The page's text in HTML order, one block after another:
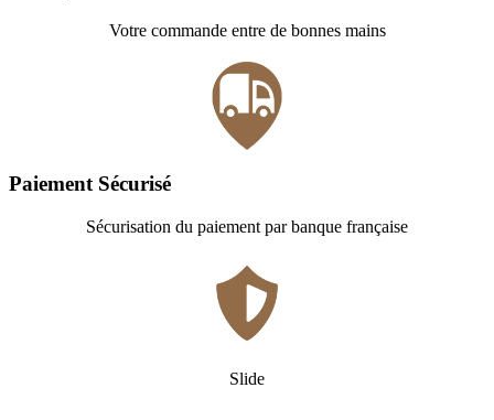
Votre commande entre de bonnes mains
Paiement Sécurisé
Sécurisation du paiement par banque française
Slide